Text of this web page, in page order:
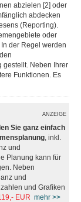
abzielen [2] oder
abdecken
(Reporting).
oder
der Regel werden
gestellt. Neben Ihrer
Funktionen. Es
ANZEIGE
Sie ganz einfach
, inkl.
und
Planung kann für
Neben
und
und Grafiken
EUR mehr >>